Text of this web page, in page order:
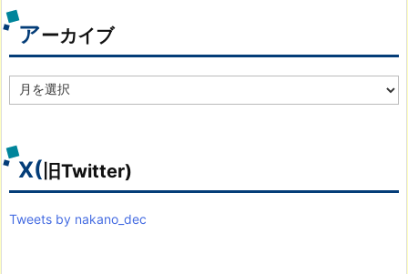
別
アーカイブ
ー
ブ
X( 旧Twitter)
Tweets by nakano_dec